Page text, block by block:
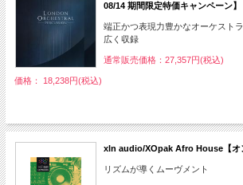
08/14 期間限定特価キャンペーン】
端正かつ表現力豊かなオーケスト
広く収録
通常販売価格：27,357円(税込)
価格： 18,238円(税込)
xln audio/XOpak Afro House【オ
リズムが導くムーヴメント